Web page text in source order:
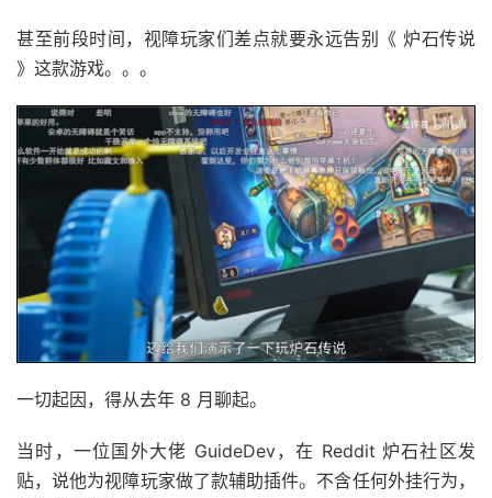
甚至前段时间，视障玩家们差点就要永远告别《 炉石传说
》这款游戏。。。
一切起因，得从去年 8 月聊起。
当时，一位国外大佬 GuideDev，在 Reddit 炉石社区发
贴，说他为视障玩家做了款辅助插件。不含任何外挂行为，